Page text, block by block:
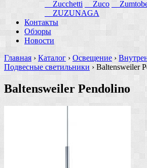
Zucchetti
Zuco
ZUZUNAGA
Контакты
Обзоры
Новости
Главная › Каталог › Освещение ›
Подвесные светильники › Baltensweiler
Baltensweiler Pendolino